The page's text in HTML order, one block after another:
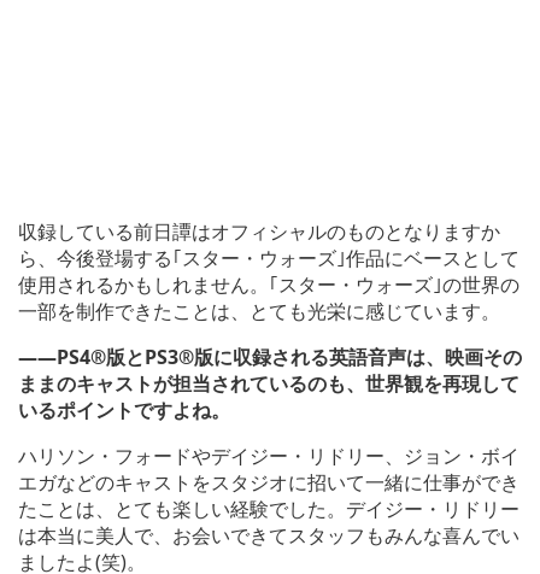
収録している前日譚はオフィシャルのものとなりますか
ら、今後登場する｢スター・ウォーズ｣作品にベースとして
使用されるかもしれません。｢スター・ウォーズ｣の世界の
一部を制作できたことは、とても光栄に感じています。
――PS4®版とPS3®版に収録される英語音声は、映画その
ままのキャストが担当されているのも、世界観を再現して
いるポイントですよね。
ハリソン・フォードやデイジー・リドリー、ジョン・ボイ
エガなどのキャストをスタジオに招いて一緒に仕事ができ
たことは、とても楽しい経験でした。デイジー・リドリー
は本当に美人で、お会いできてスタッフもみんな喜んでい
ましたよ(笑)。